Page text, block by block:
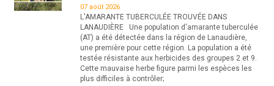
07 août 2026
L'AMARANTE TUBERCULÉE TROUVÉE DANS
LANAUDIÈRE Une population d'amarante tuberculée
(AT) a été détectée dans la région de Lanaudière,
une première pour cette région. La population a été
testée résistante aux herbicides des groupes 2 et 9.
Cette mauvaise herbe figure parmi les espèces les
plus difficiles à contrôler;